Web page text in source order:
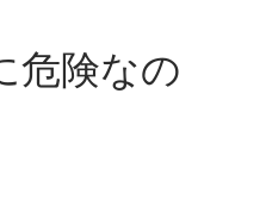
危険なの